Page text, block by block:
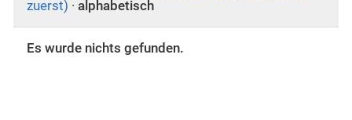
zuerst) · alphabetisch
Es wurde nichts gefunden.